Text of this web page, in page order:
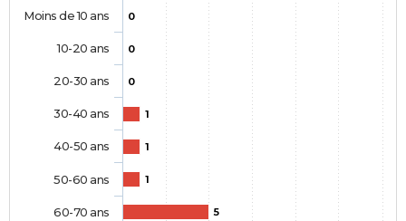
0
0
0
1
1
1
5
Moins de 10 ans
10-20 ans
20-30 ans
30-40 ans
40-50 ans
50-60 ans
60-70 ans